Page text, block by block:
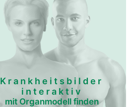
Krankheitsbilder
interaktiv
mit Organmodell finden